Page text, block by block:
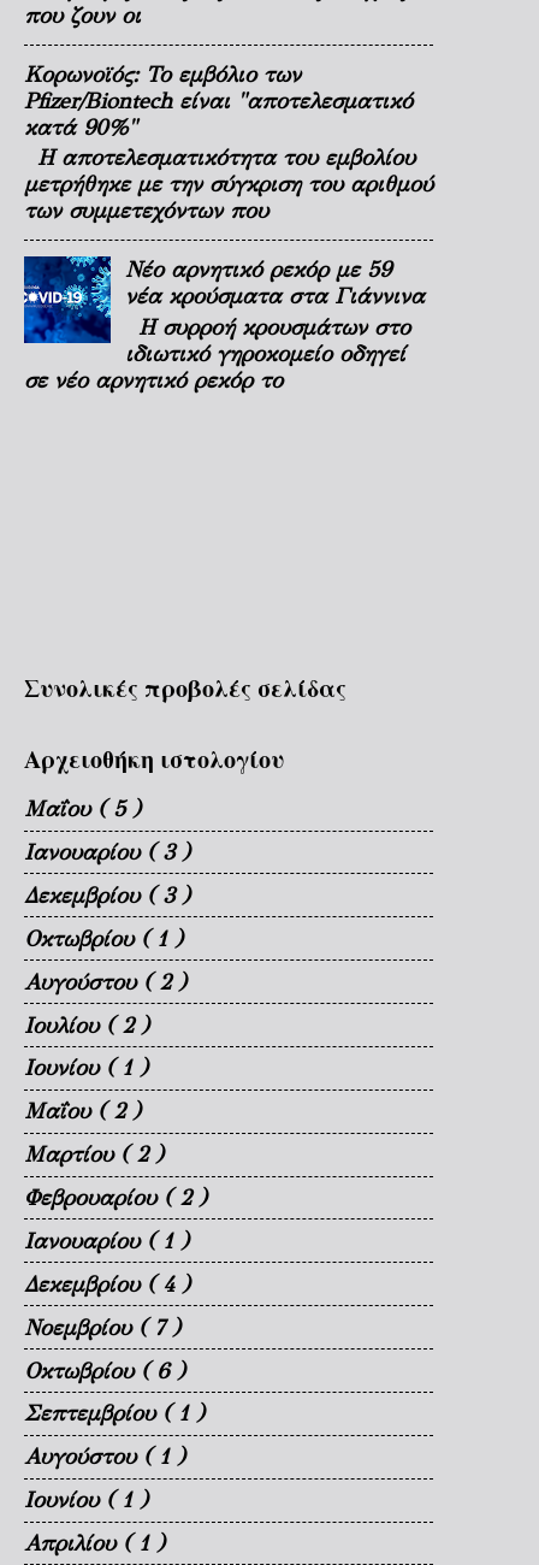
που ζουν οι
Κορωνοϊός: Το εμβόλιο των
Pfizer/Biontech είναι "αποτελεσματικό
κατά 90%"
Η αποτελεσματικότητα του εμβολίου
μετρήθηκε με την σύγκριση του αριθμού
των συμμετεχόντων που
Νέο αρνητικό ρεκόρ με 59
νέα κρούσματα στα Γιάννινα
Η συρροή κρουσμάτων στο
ιδιωτικό γηροκομείο οδηγεί
σε νέο αρνητικό ρεκόρ το
Συνολικές προβολές σελίδας
Αρχειοθήκη ιστολογίου
Μαΐου ( 5 )
Ιανουαρίου ( 3 )
Δεκεμβρίου ( 3 )
Οκτωβρίου ( 1 )
Αυγούστου ( 2 )
Ιουλίου ( 2 )
Ιουνίου ( 1 )
Μαΐου ( 2 )
Μαρτίου ( 2 )
Φεβρουαρίου ( 2 )
Ιανουαρίου ( 1 )
Δεκεμβρίου ( 4 )
Νοεμβρίου ( 7 )
Οκτωβρίου ( 6 )
Σεπτεμβρίου ( 1 )
Αυγούστου ( 1 )
Ιουνίου ( 1 )
Απριλίου ( 1 )